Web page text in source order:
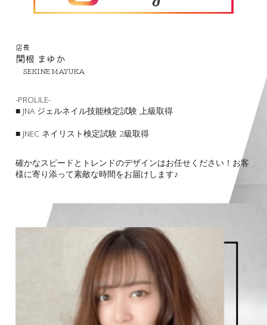
店長
関根 まゆか
SEKINE MAYUKA
-PROLILE-
■ JNA ジェルネイル技能検定試験 上級取得
■ JNEC ネイリスト検定試験 2級取得
確かなスピードとトレンドのデザインはお任せください！お客
様に寄り添って素敵な時間をお届けします♪